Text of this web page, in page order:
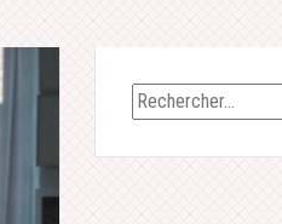
Rechercher :